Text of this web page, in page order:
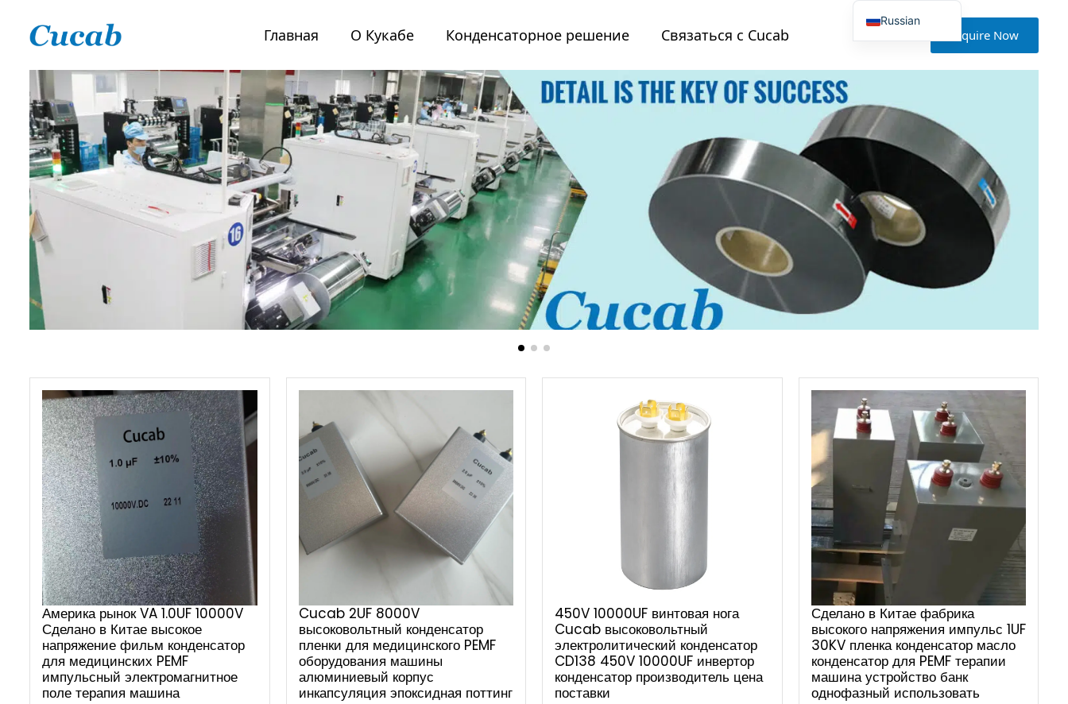
Главная О Кукабе Конденсаторное решение Связаться с Cucab Inquire Now
Америка рынок VA 1.0UF 10000V
Сделано в Китае высокое
напряжение фильм конденсатор
для медицинских PEMF
импульсный электромагнитное
поле терапия машина
Cucab 2UF 8000V
высоковольтный конденсатор
пленки для медицинского PEMF
оборудования машины
алюминиевый корпус
инкапсуляция эпоксидная поттинг
450V 10000UF винтовая нога
Cucab высоковольтный
электролитический конденсатор
CD138 450V 10000UF инвертор
конденсатор производитель цена
поставки
Сделано в Китае фабрика
высокого напряжения импульс 1UF
30KV пленка конденсатор масло
конденсатор для PEMF терапии
машина устройство банк
однофазный использовать
Russian
English
Japanese
Korean
German
Polish
Italian